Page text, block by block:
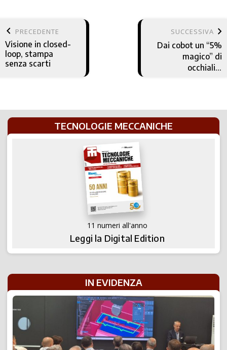
keyboard_arrow_left PRECEDENTE
Visione in closed-
loop, stampa
senza scarti
SUCCESSIVA keyboard_arrow_right
Dai cobot un “5%
magico” di
occhialini
TECNOLOGIE MECCANICHE
11 numeri all'anno
Leggi la Digital Edition
IN EVIDENZA